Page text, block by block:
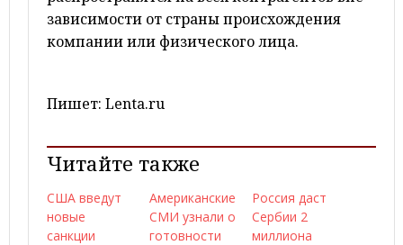
зависимости от страны происхождения
компании или физического лица.
Пишет: Lenta.ru
Читайте также
США введут
новые
санкции
Американские
СМИ узнали о
готовности
Россия даст
Сербии 2
миллиона